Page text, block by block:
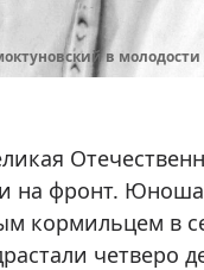
в молодости
на фронт. Юноша
кормильцем в
четверо